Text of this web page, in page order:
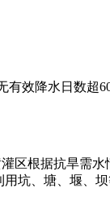
降水日数超60
根据抗旱需水
坑、塘、堰、